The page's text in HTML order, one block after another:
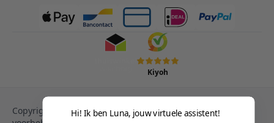
Kiyoh
Copyright © 2013-heden Magento. Alle rechten
Hi! Ik ben Luna, jouw virtuele assistent!